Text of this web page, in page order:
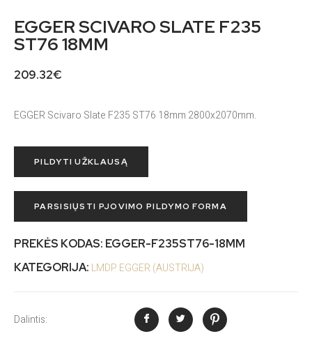
EGGER SCIVARO SLATE F235
ST76 18MM
209.32€
EGGER Scivaro Slate F235 ST76 18mm 2800x2070mm.
PILDYTI UŽKLAUSĄ
PARSISIŲSTI PJOVIMO PILDYMO FORMA
PREKĖS KODAS: EGGER-F235ST76-18MM
KATEGORIJA: LMDP EGGER (AUSTRIJA)
Dalintis: